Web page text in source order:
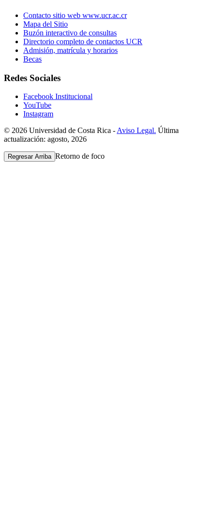
Contacto sitio web www.ucr.ac.cr
Mapa del Sitio
Buzón interactivo de consultas
Directorio completo de contactos UCR
Admisión, matrícula y horarios
Becas
Redes Sociales
Facebook Institucional
YouTube
Instagram
© 2026 Universidad de Costa Rica -Aviso Legal. Última
actualización: agosto, 2026
Regresar Arriba Retorno de foco